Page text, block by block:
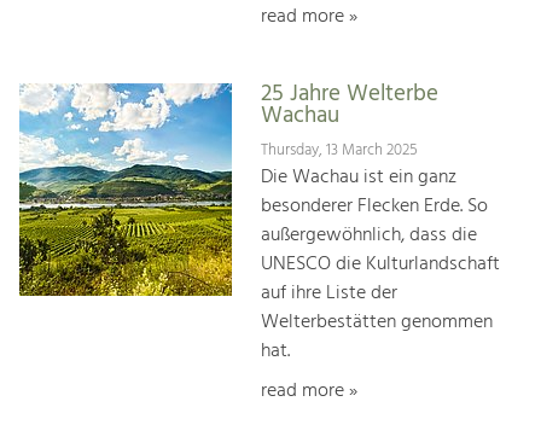
read more »
25 Jahre Welterbe
Wachau
Thursday, 13 March 2025
Die Wachau ist ein ganz
besonderer Flecken Erde. So
außergewöhnlich, dass die
UNESCO die Kulturlandschaft
auf ihre Liste der
Welterbestätten genommen
hat.
read more »